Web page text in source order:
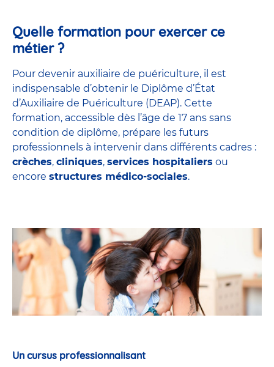
Quelle formation pour exercer ce
métier ?
Pour devenir auxiliaire de puériculture, il est
indispensable d’obtenir le Diplôme d’État
d’Auxiliaire de Puériculture (DEAP). Cette
formation, accessible dès l’âge de 17 ans sans
condition de diplôme, prépare les futurs
professionnels à intervenir dans différents cadres :
crèches, cliniques, services hospitaliers ou
encore structures médico-sociales.
Un cursus professionnalisant